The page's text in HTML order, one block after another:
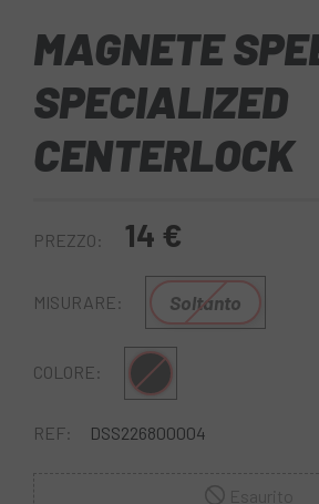
MAGNETE
SPECIALIZED
CENTERLOCK
PREZZO: 14 €
MISURARE: Soltanto
COLORE: Nero
REF: DSS226800004